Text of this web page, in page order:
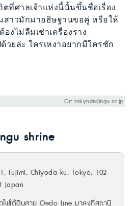
ตที่ศาลเจ้าแห่งนี้นั้นขึ้นชื่อเรื่อง
สาวมักมาอธิษฐานขอคู่ หรือให้
งไม่ลืมเช่าเครื่องราง
วยล่ะ ใครเหงาอยากมีใครซัก
Cr: tokyodaijingu.or.jp
shrine
Fujimi, Chiyoda-ku, Tokyo, 102-
Japan
ไฟใต้ดินสาย Oedo Line มาลงที่สถานี